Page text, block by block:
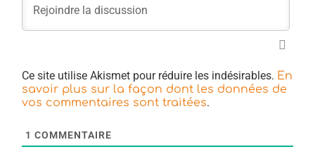
Ce site utilise Akismet pour réduire les indésirables. En
savoir plus sur la façon dont les données de
vos commentaires sont traitées.
1 COMMENTAIRE